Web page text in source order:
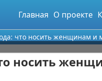
Главная О проекте
что носить женщинам
носить